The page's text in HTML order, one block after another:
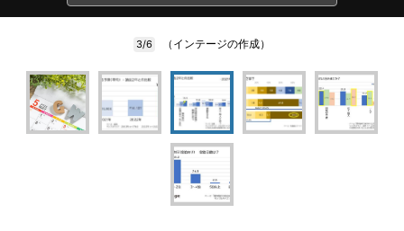
3/6 （インテージの作成）